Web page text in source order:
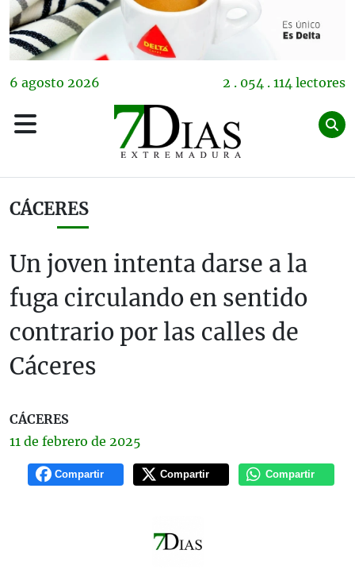
6 agosto 2026 2 . 054 . 114 lectores
CÁCERES
Un joven intenta darse a la
fuga circulando en sentido
contrario por las calles de
Cáceres
CÁCERES
11 de febrero de 2025
Compartir Compartir Compartir